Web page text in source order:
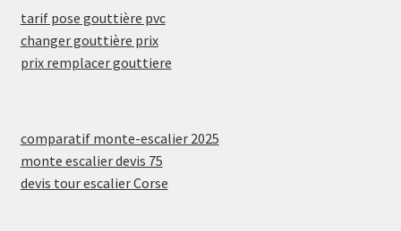
tarif pose gouttière pvc
changer gouttière prix
prix remplacer gouttiere
comparatif monte-escalier 2025
monte escalier devis 75
devis tour escalier Corse